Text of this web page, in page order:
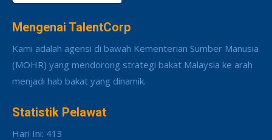
Mengenai TalentCorp
Kami adalah agensi di bawah Kementerian Sumber Manusia
(MOHR) yang mendorong strategi bakat Malaysia ke arah
menjadi hab bakat yang dinamik.
Statistik Pelawat
Hari Ini: 413